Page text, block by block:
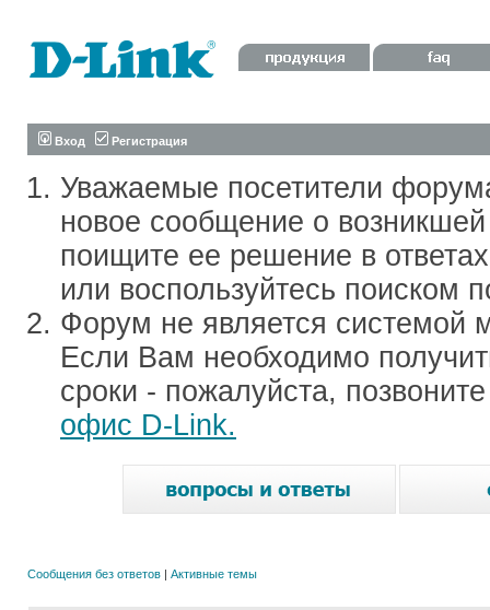
Вход Регистрация
Уважаемые посетители
новое сообщение о
поищите ее решение в
или воспользуйтесь поиском
Форум не является системой
Если Вам необходимо
сроки - пожалуйста,
офис D-Link.
Сообщения без ответов | Активные темы